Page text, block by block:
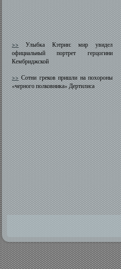
>>Улыбка Кэтрин: мир увидел
официальный портрет герцогини
Кембриджской
>>Сотни греков пришли на похороны
«черного полковника» Дертилиса